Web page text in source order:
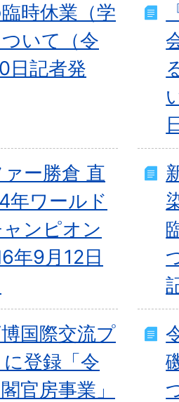
時休業（学
いて（令
日記者発
ー勝倉 直
年ワールド
ンピオン
年9月12日
国際交流プ
登録「令
官房事業」